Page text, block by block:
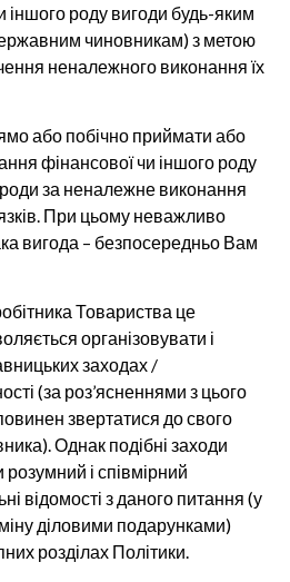
іншого роду вигоди будь-яким
чиновникам) з метою
неналежного виконання їх
або побічно приймати або
фінансової чи іншого роду
за неналежне виконання
При цьому неважливо
вигода – безпосередньо Вам
Товариства це
організовувати і
заходах /
(за роз’ясненнями з цього
звертатися до свого
Однак подібні заходи
і співмірний
відомості з даного питання (у
діловими подарунками)
розділах Політики.